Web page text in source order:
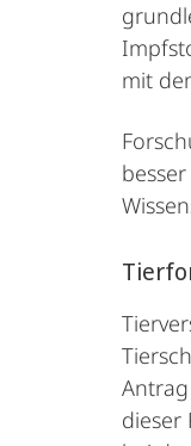
mit
dieser